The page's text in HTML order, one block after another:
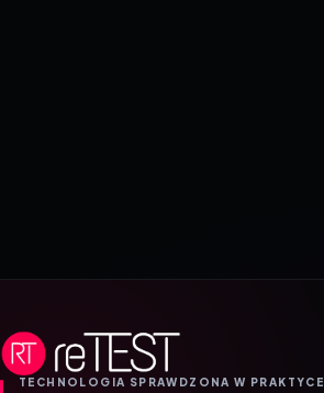
TECHNOLOGIA SPRAWDZONA W PRAKTYCE